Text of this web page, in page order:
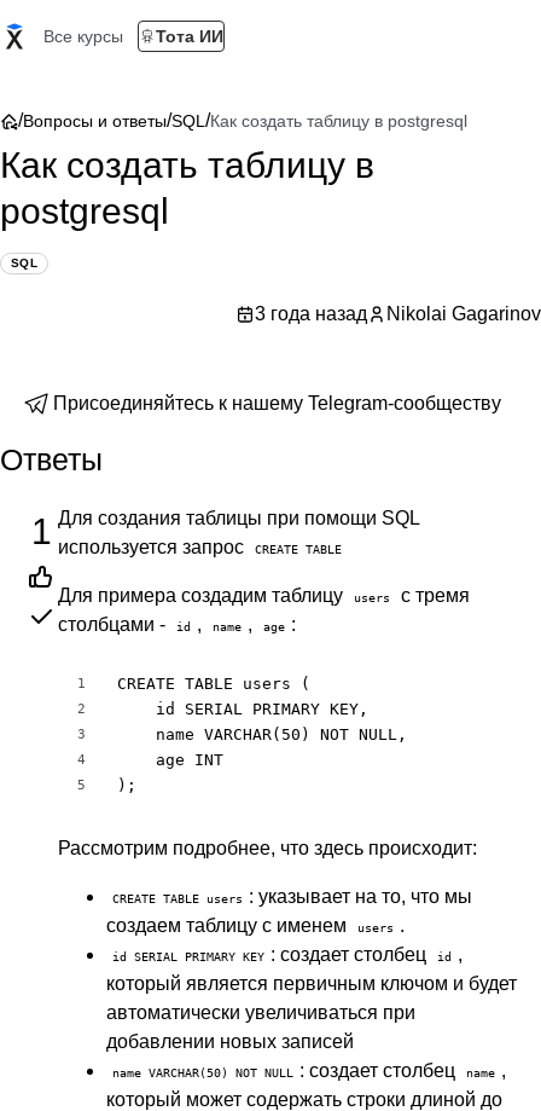
Все курсы Тота ИИ
/Вопросы и ответы/SQL /Как создать таблицу в postgresql
Как создать таблицу в
postgresql
SQL
3 года назад Nikolai Gagarinov
Присоединяйтесь к нашему Telegram-сообществу
Ответы
1 Для создания таблицы при помощи SQL
используется запрос
CREATE TABLE
Для примера создадим таблицу users
с тремя
столбцами -
id , name , age :
1
2
3
4
5
CREATE TABLE users (
    id SERIAL PRIMARY KEY,
    name VARCHAR(50) NOT NULL,
    age INT
);
Рассмотрим подробнее, что здесь происходит:
CREATE TABLE users : указывает на то, что мы
создаем таблицу с именем
users .
id SERIAL PRIMARY KEY : создает столбец id ,
который является первичным ключом и будет
автоматически увеличиваться при
добавлении новых записей
name VARCHAR(50) NOT NULL : создает столбец name ,
который может содержать строки длиной до